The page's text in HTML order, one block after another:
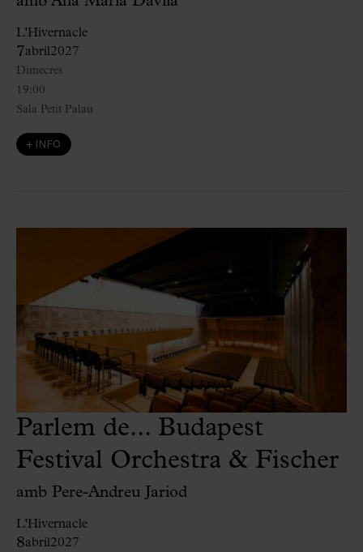
L'Hivernacle
7abril2027
19:00
Dimecres
Sala Petit Palau
+ INFO
Parlem de... Budapest
Festival Orchestra & Fischer
amb Pere-Andreu Jariod
L'Hivernacle
8abril2027